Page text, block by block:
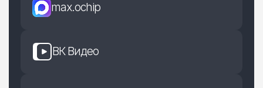
max.ochip
ВК Видео